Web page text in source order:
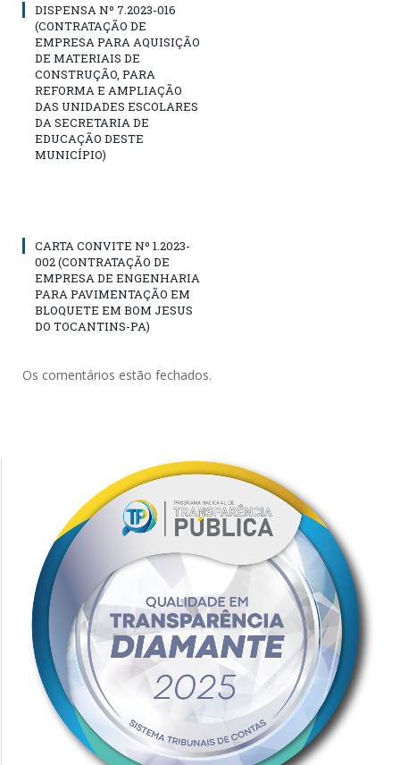
DISPENSA Nº 7.2023-016
(CONTRATAÇÃO DE
EMPRESA PARA AQUISIÇÃO
DE MATERIAIS DE
CONSTRUÇÃO, PARA
REFORMA E AMPLIAÇÃO
DAS UNIDADES ESCOLARES
DA SECRETARIA DE
EDUCAÇÃO DESTE
MUNICÍPIO)
CARTA CONVITE Nº 1.2023-
002 (CONTRATAÇÃO DE
EMPRESA DE ENGENHARIA
PARA PAVIMENTAÇÃO EM
BLOQUETE EM BOM JESUS
DO TOCANTINS-PA)
Os comentários estão fechados.